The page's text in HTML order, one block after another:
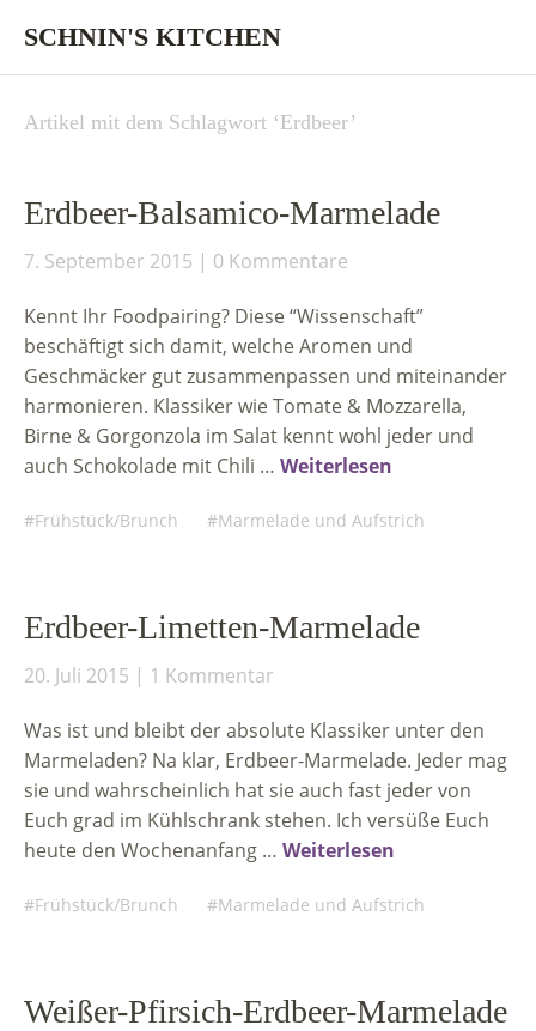
SCHNIN'S KITCHEN
Artikel mit dem Schlagwort ‘Erdbeer’
Erdbeer-Balsamico-Marmelade
7. September 2015 0 Kommentare
Kennt Ihr Foodpairing? Diese “Wissenschaft”
beschäftigt sich damit, welche Aromen und
Geschmäcker gut zusammenpassen und miteinander
harmonieren. Klassiker wie Tomate & Mozzarella,
Birne & Gorgonzola im Salat kennt wohl jeder und
auch Schokolade mit Chili … Weiterlesen
Frühstück/Brunch Marmelade und Aufstrich
Erdbeer-Limetten-Marmelade
20. Juli 2015 1 Kommentar
Was ist und bleibt der absolute Klassiker unter den
Marmeladen? Na klar, Erdbeer-Marmelade. Jeder mag
sie und wahrscheinlich hat sie auch fast jeder von
Euch grad im Kühlschrank stehen. Ich versüße Euch
heute den Wochenanfang … Weiterlesen
Frühstück/Brunch Marmelade und Aufstrich
Weißer-Pfirsich-Erdbeer-Marmelade